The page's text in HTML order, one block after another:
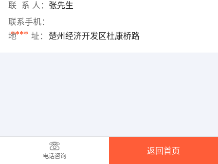
联 系 人： 张先生
联系手机：
****
地 址： 楚州经济开发区杜康桥路
电话咨询
返回首页